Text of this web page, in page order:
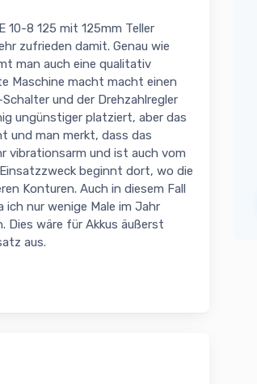
10-8 125 mit 125mm Teller
zufrieden damit. Genau wie
man auch eine qualitativ
Maschine macht macht einen
und der Drehzahlregler
ungünstiger platziert, aber das
und man merkt, dass das
vibrationsarm und ist auch vom
Einsatzzweck beginnt dort, wo die
Konturen. Auch in diesem Fall
nur wenige Male im Jahr
Dies wäre für Akkus äußerst
aus.